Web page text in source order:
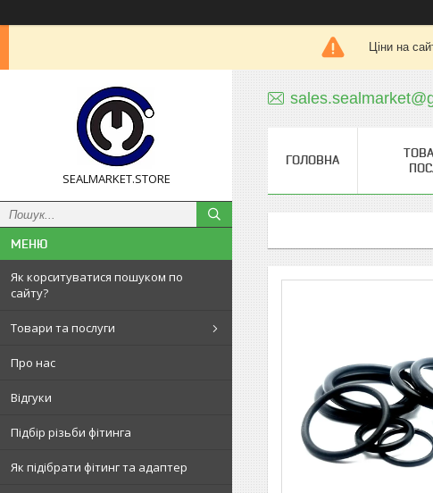
Ціни на
SEALMARKET.STORE
Як корситуватися пошуком по
сайту?
Товари та послуги
Про нас
Відгуки
Підбір різьби фітинга
Як підібрати фітинг та адаптер
ГОЛОВНА